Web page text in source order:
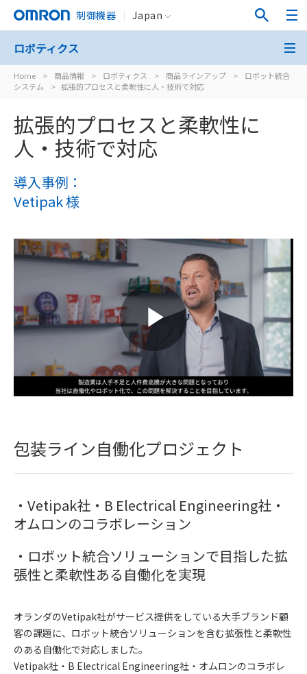
制御機器 Japan
Home > 商品情報 > ロボティクス > 商品ラインアップ >
ロボット統合
システム
> 拡張的プロセスと柔軟性に人・技術で対応
ロボティクス
拡張的プロセスと柔軟性に
人・技術で対応
導入事例：
Vetipak 様
包装ライン自働化プロジェクト
・Vetipak社・B Electrical Engineering社・
オムロンのコラボレーション
・ロボット統合ソリューションで目指した拡
張性と柔軟性ある自働化を実現
オランダのVetipak社がサービス提供をしている大手ブランド顧
客の課題に、ロボット統合ソリューションを含む拡張性と柔軟性
のある自働化で対応しました。
Vetipak社・B Electrical Engineering社・オムロンのコラボレ